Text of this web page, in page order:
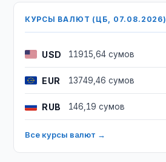
КУРСЫ ВАЛЮТ (ЦБ, 07.08.2026)
USD 11915,64 сумов
EUR 13749,46 сумов
RUB 146,19 сумов
Все курсы валют →